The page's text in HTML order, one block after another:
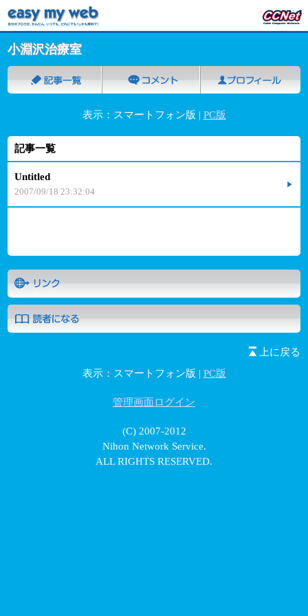
小淵沢治療室
表示：スマートフォン版 | PC版
記事一覧
Untitled
2007/09/18 23:32:04
上に戻る
表示：スマートフォン版 | PC版
管理画面ログイン
(C) 2007-2012
Nihon Network Service.
ALL RIGHTS RESERVED.